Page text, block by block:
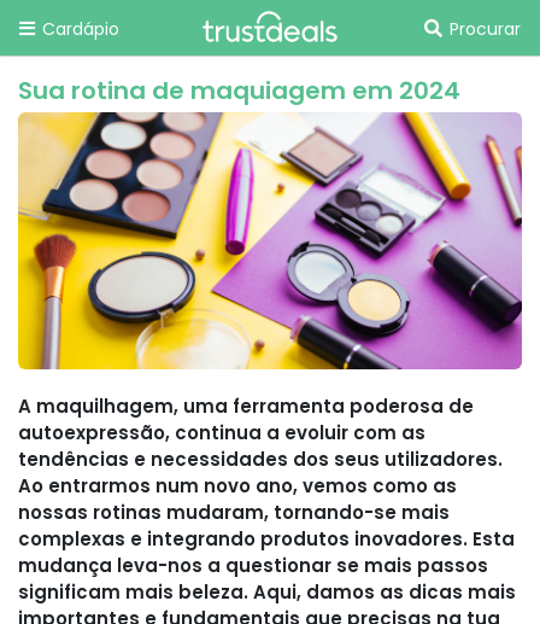
Cardápio Procurar
Sua rotina de maquiagem em 2024
A maquilhagem, uma ferramenta poderosa de
autoexpressão, continua a evoluir com as
tendências e necessidades dos seus utilizadores.
Ao entrarmos num novo ano, vemos como as
nossas rotinas mudaram, tornando-se mais
complexas e integrando produtos inovadores. Esta
mudança leva-nos a questionar se mais passos
significam mais beleza. Aqui, damos as dicas mais